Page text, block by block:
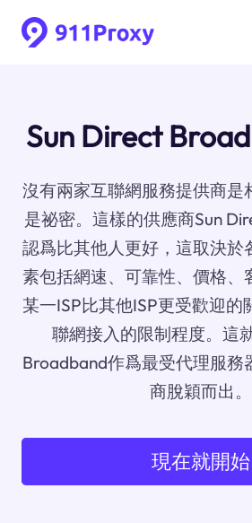
Sun Direct
沒有兩家互聯網服務提供商是
是祕密。這樣的供應商Sun
認爲比其他人更好，這取決於
素包括網速、可靠性、價格、
某一ISP比其他ISP更受歡迎的
聯網接入的限制程度。這
Broadband作爲最受代理服務
商脫穎而出。
現在就開始